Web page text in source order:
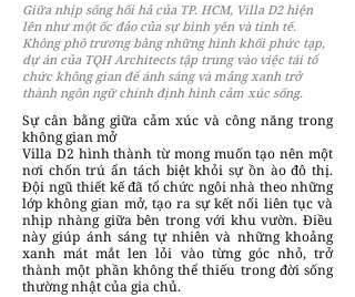
Giữa nhịp sống hối hả của TP. HCM, Villa D2 hiện
lên như một ốc đảo của sự bình yên và tinh tế.
Không phô trương bằng những hình khối phức tạp,
dự án của TQH Architects tập trung vào việc tái tổ
chức không gian để ánh sáng và mảng xanh trở
thành ngôn ngữ chính định hình cảm xúc sống.
Sự cân bằng giữa cảm xúc và công năng trong
không gian mở
Villa D2 hình thành từ mong muốn tạo nên một
nơi chốn trú ẩn tách biệt khỏi sự ồn ào đô thị.
Đội ngũ thiết kế đã tổ chức ngôi nhà theo những
lớp không gian mở, tạo ra sự kết nối liên tục và
nhịp nhàng giữa bên trong với khu vườn. Điều
này giúp ánh sáng tự nhiên và những khoảng
xanh mát mắt len lỏi vào từng góc nhỏ, trở
thành một phần không thể thiếu trong đời sống
thường nhật của gia chủ.